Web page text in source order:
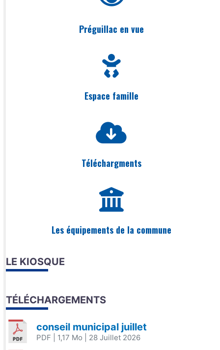
Préguillac en vue
Espace famille
Téléchargments
Les équipements de la commune
LE KIOSQUE
TÉLÉCHARGEMENTS
conseil municipal juillet
PDF | 1,17 Mo | 28 Juillet 2026